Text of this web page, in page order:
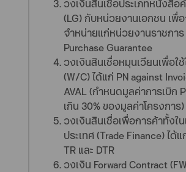
วงเงินสินเชื่อประเภทหนังสือ
(LG) กับหน่วยงานเอกชน เพื่
จำหน่ายแก่หน่วยงานราชการ
Purchase Guarantee
วงเงินสินเชื่อหมุนเวียนเพื่อใ
(W/C) ได้แก่ PN against
AVAL (กำหนดมูลค่าการเบิก
เกิน 30% ของมูลค่าโครงการ)
วงเงินสินเชื่อเพื่อการค้าทั้งใ
ประเทศ (Trade Finance) ได้แ
TR และ DTR
วงเงิน Forward Contract